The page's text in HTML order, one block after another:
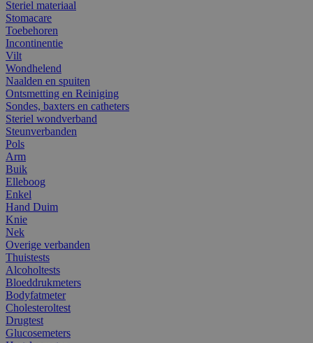
Steriel materiaal
Stomacare
Toebehoren
Incontinentie
Vilt
Wondhelend
Naalden en spuiten
Ontsmetting en Reiniging
Sondes, baxters en catheters
Steriel wondverband
Steunverbanden
Pols
Arm
Buik
Elleboog
Enkel
Hand Duim
Knie
Nek
Overige verbanden
Thuistests
Alcoholtests
Bloeddrukmeters
Bodyfatmeter
Cholesteroltest
Drugtest
Glucosemeters